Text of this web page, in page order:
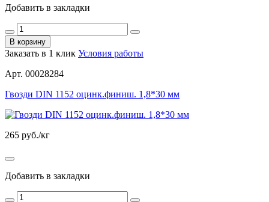
Добавить в закладки
В корзину
Заказать в 1 клик Условия работы
Арт. 00028284
Гвозди DIN 1152 оцинк.финиш. 1,8*30 мм
265 руб./кг
Добавить в закладки